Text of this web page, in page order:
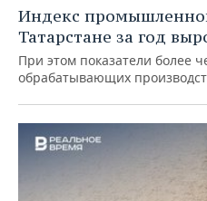
Индекс
Татарстане за год
При этом показатели более
обрабатывающих